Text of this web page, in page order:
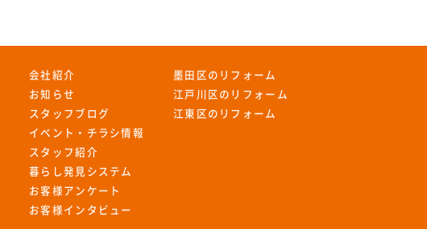
会社紹介
お知らせ
スタッフブログ
イベント・チラシ情報
スタッフ紹介
暮らし発見システム
お客様アンケート
お客様インタビュー
墨田区のリフォーム
江戸川区のリフォーム
江東区のリフォーム